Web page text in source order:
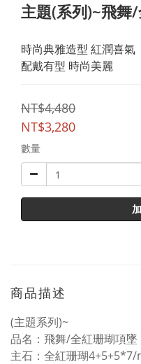
主題(系列)~飛舞
時尚典雅造型 紅潤喜氣
配戴有型 時尚美麗
NT$4,480
NT$3,280
數量
商品描述
(主題系列)~
品名：飛舞/全紅珊瑚項墜
主石：全紅珊瑚4+5+5*7/